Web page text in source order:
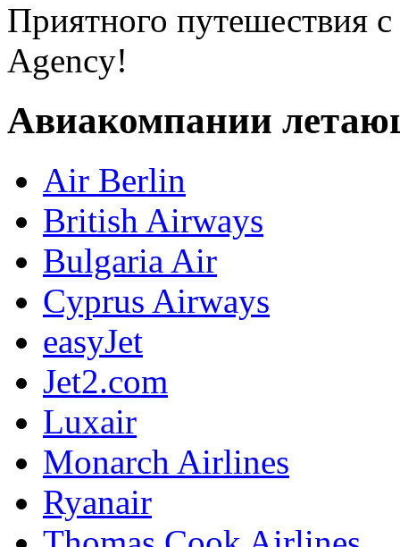
Приятного путешествия
Agency!
Авиакомпании
Air Berlin
British Airways
Bulgaria Air
Cyprus Airways
easyJet
Jet2.com
Luxair
Monarch Airlines
Ryanair